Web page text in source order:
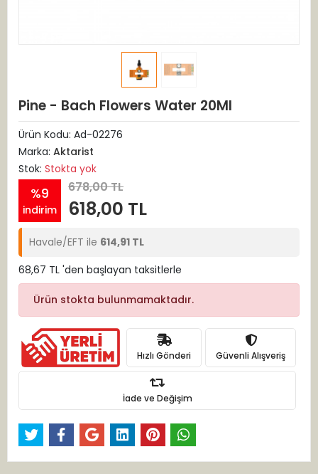
Pine - Bach Flowers Water 20Ml
Ürün Kodu: Ad-02276
Marka: Aktarist
Stok: Stokta yok
%9
indirim
678,00 TL
618,00 TL
Havale/EFT ile 614,91 TL
68,67 TL 'den başlayan taksitlerle
Ürün stokta bulunmamaktadır.
Hızlı Gönderi Güvenli Alışveriş
İade ve Değişim